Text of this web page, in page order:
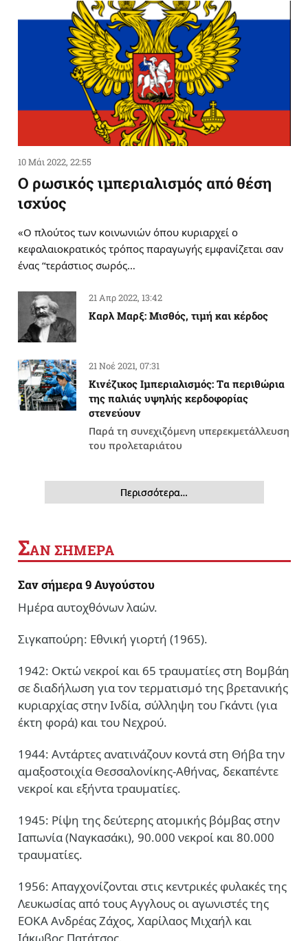
10 Μάι 2022, 22:55
Ο ρωσικός ιμπεριαλισμός από θέση
ισχύος
«Ο πλούτος των κοινωνιών όπου κυριαρχεί ο
κεφαλαιοκρατικός τρόπος παραγωγής εμφανίζεται σαν
ένας “τεράστιος σωρός…
21 Απρ 2022, 13:42
Καρλ Μαρξ: Μισθός, τιμή και κέρδος
21 Νοέ 2021, 07:31
Κινέζικος Ιμπεριαλισμός: Tα περιθώρια
της παλιάς υψηλής κερδοφορίας
στενεύουν
Παρά τη συνεχιζόμενη υπερεκμετάλλευση
του προλεταριάτου
Περισσότερα…
ΣΑΝ ΣΗΜΕΡΑ
Σαν σήμερα 9 Αυγούστου
Ημέρα αυτοχθόνων λαών.
Σιγκαπούρη: Εθνική γιορτή (1965).
1942: Οκτώ νεκροί και 65 τραυματίες στη Βομβάη
σε διαδήλωση για τον τερματισμό της βρετανικής
κυριαρχίας στην Ινδία, σύλληψη του Γκάντι (για
έκτη φορά) και του Νεχρού.
1944: Αντάρτες ανατινάζουν κοντά στη Θήβα την
αμαξοστοιχία Θεσσαλονίκης-Αθήνας, δεκαπέντε
νεκροί και εξήντα τραυματίες.
1945: Ρίψη της δεύτερης ατομικής βόμβας στην
Ιαπωνία (Ναγκασάκι), 90.000 νεκροί και 80.000
τραυματίες.
1956: Απαγχονίζονται στις κεντρικές φυλακές της
Λευκωσίας από τους Αγγλους οι αγωνιστές της
ΕΟΚΑ Ανδρέας Ζάχος, Χαρίλαος Μιχαήλ και